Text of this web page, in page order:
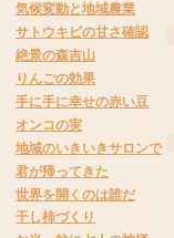
気候変動と地域農業
サトウキビの甘さ確認
絶景の森吉山
りんごの効果
手に手に幸せの赤い豆
オンコの実
地域のいきいきサロンで
君が帰ってきた
世界を開くのは誰だ
干し柿づくり